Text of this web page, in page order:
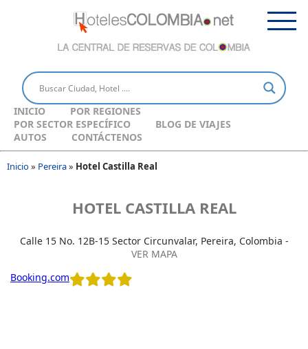
INICIO
POR REGIONES
POR SECTOR ESPECÍFICO
BLOG DE VIAJES
AUTOS
CONTÁCTENOS
Inicio» Pereira» Hotel Castilla Real
HOTEL CASTILLA REAL
Calle 15 No. 12B-15 Sector Circunvalar, Pereira, Colombia -
VER MAPA
Booking.com